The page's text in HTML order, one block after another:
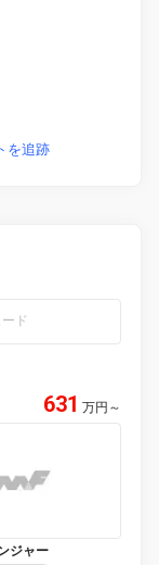
を追跡
631 万円 ～
ジャー